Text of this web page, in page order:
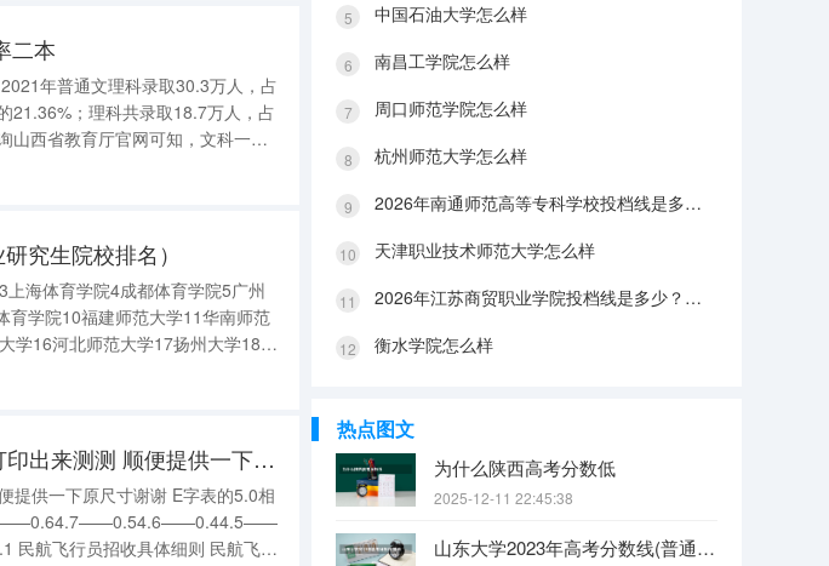
二本
年普通文理科录取30.3万人，占
21.36%；理科共录取18.7万人，占
名人数34.47万，除
究生院校排名）
海体育学院4成都体育学院5广州
育学院10福建师范大学11华南师范
学16河北师范大学17扬州大学18中
范大学23曲阜师范大学24山东体
求空军招飞时的c字视力表 要高清原图 我想要打印出来测测 顺便提供一下原尺寸 谢谢 民航飞行员报考条件
提供一下原尺寸谢谢 E字表的5.0相
中国石油大学怎么样
南昌工学院怎么样
周口师范学院怎么样
杭州师范大学怎么样
2026年南通师范高等专科学校投档线是多少？分数线、费用与入学攻略
天津职业技术师范大学怎么样
2026年江苏商贸职业学院投档线是多少？分数线、费用与入学攻略
衡水学院怎么样
热点图文
为什么陕西高考分数低
2025-12-11 22:45:38
山东大学2023年高考分数线(普通文理)（免费二本和三本的区别）